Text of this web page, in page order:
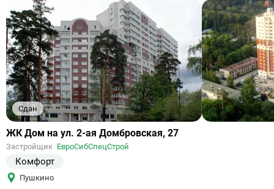
Сдан
Ссылка
объект
ЖК Дом на ул. 2-ая Домбровская, 27
Застройщик ЕвроСибСпецСтрой
Комфорт
Пушкино